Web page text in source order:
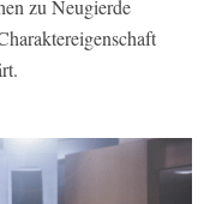
zu Neugierde